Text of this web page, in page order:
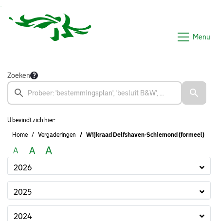
Menu
Zoeken
U bevindt zich hier:
Home Vergaderingen Wijkraad Delfshaven-Schiemond (formeel)
A A A
2026
2025
2024